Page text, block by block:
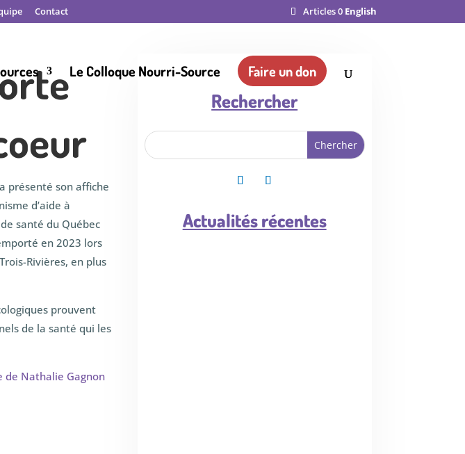
Contact Articles 0 English
Le Colloque Nourri-Source Faire un don
présenté son affiche
d’aide à
santé du Québec
en 2023 lors
Rivières, en plus
prouvent
de la santé qui les
de Nathalie Gagnon
Rechercher
Actualités récentes